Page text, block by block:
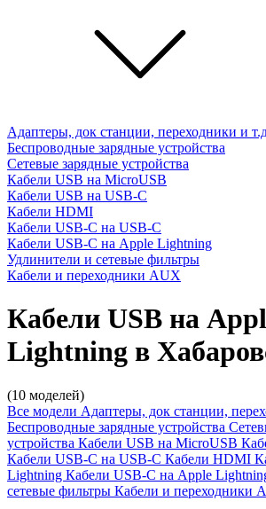
Адаптеры, док станции, переходники и
Беспроводные зарядные устройства
Сетевые зарядные устройства
Кабели USB на MicroUSB
Кабели USB на USB-C
Кабели HDMI
Кабели USB-C на USB-C
Кабели USB-C на Apple Lightning
Удлинители и сетевые фильтры
Кабели и переходники AUX
Кабели USB на
Lightning в
(10 моделей)
Все модели Адаптеры, док станции,
Беспроводные зарядные устройства
устройства Кабели USB на MicroUSB
Кабели USB-C на USB-C Кабели HDMI
Lightning Кабели USB-C на Apple
сетевые фильтры Кабели и переходники